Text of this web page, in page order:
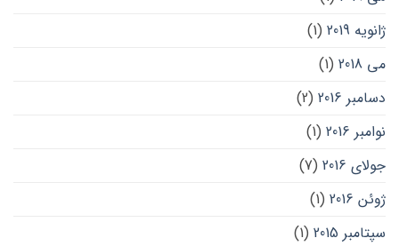
ژانویه 2019
(1)
می 2018
(1)
دسامبر 2016
(2)
نوامبر 2016
(1)
جولای 2016
(7)
ژوئن 2016
(1)
سپتامبر 2015
(1)